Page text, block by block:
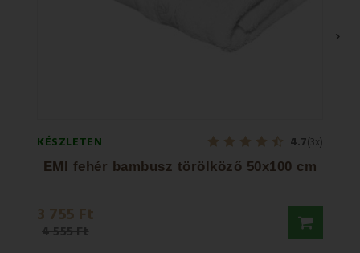
KÉSZLETEN 4.7(3x)
EMI fehér bambusz törölköző 50x100 cm
3 755 Ft
4 555 Ft
›